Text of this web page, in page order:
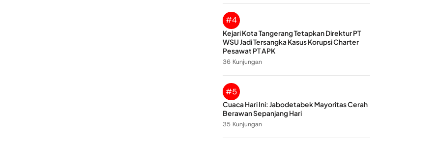
#4
Kejari Kota Tangerang Tetapkan Direktur PT
WSU Jadi Tersangka Kasus Korupsi Charter
Pesawat PT APK
36 Kunjungan
#5
Cuaca Hari Ini: Jabodetabek Mayoritas Cerah
Berawan Sepanjang Hari
35 Kunjungan